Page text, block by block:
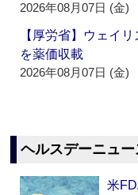
2026年08月07日 (金)
【厚労省】ウェイ
を薬価収載
2026年08月07日 (金)
ヘルスデーニュー
米